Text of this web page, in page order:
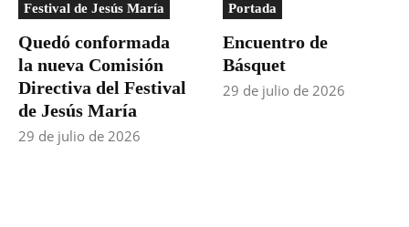
Festival de Jesús María
Quedó conformada
la nueva Comisión
Directiva del Festival
de Jesús María
29 de julio de 2026
Portada
Encuentro de
Básquet
29 de julio de 2026